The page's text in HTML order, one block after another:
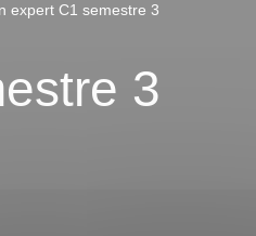
expert C1 semestre 3
3